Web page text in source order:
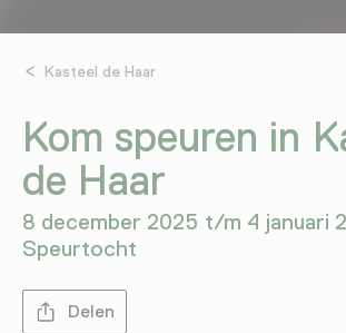
Kasteel de Haar
Kom speuren in
de Haar
8 december 2025 t/m 4 januari
Speurtocht
Delen